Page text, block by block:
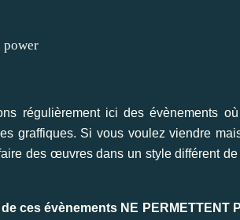
régulièrement ici des évènements
graffiques. Si vous voulez viendre
des œuvres dans un style différent
ces évènements NE